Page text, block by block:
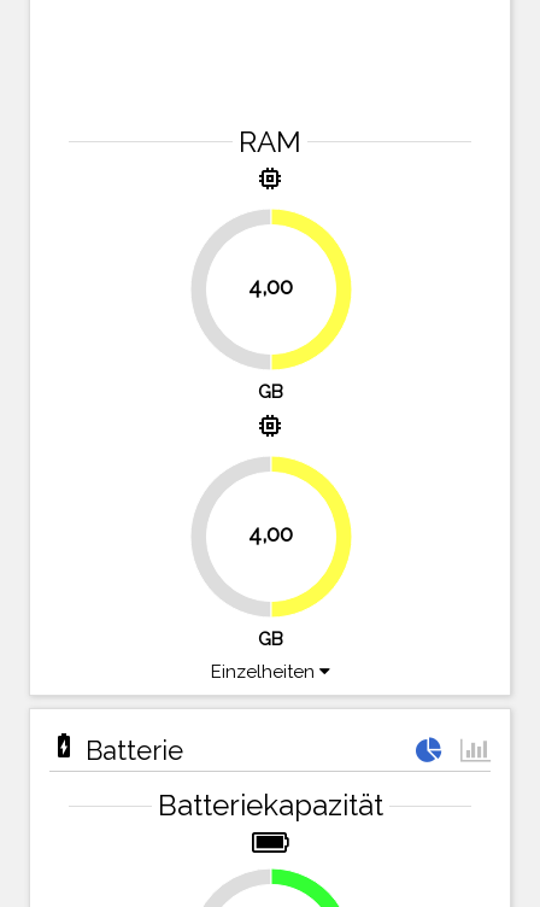
RAM
memory
4,00
GB
memory
4,00
GB
Einzelheiten
battery_charging_full Batterie
Batteriekapazität